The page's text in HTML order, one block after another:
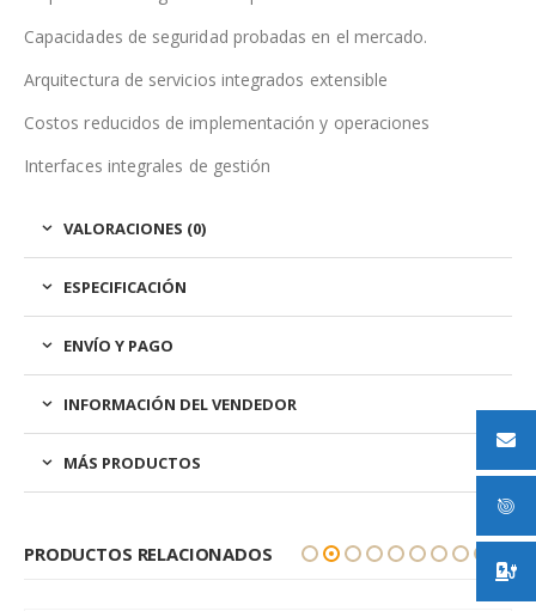
Capacidades de seguridad probadas en el mercado.
Arquitectura de servicios integrados extensible
Costos reducidos de implementación y operaciones
Interfaces integrales de gestión
VALORACIONES (0)
ESPECIFICACIÓN
ENVÍO Y PAGO
INFORMACIÓN DEL VENDEDOR
MÁS PRODUCTOS
PRODUCTOS RELACIONADOS